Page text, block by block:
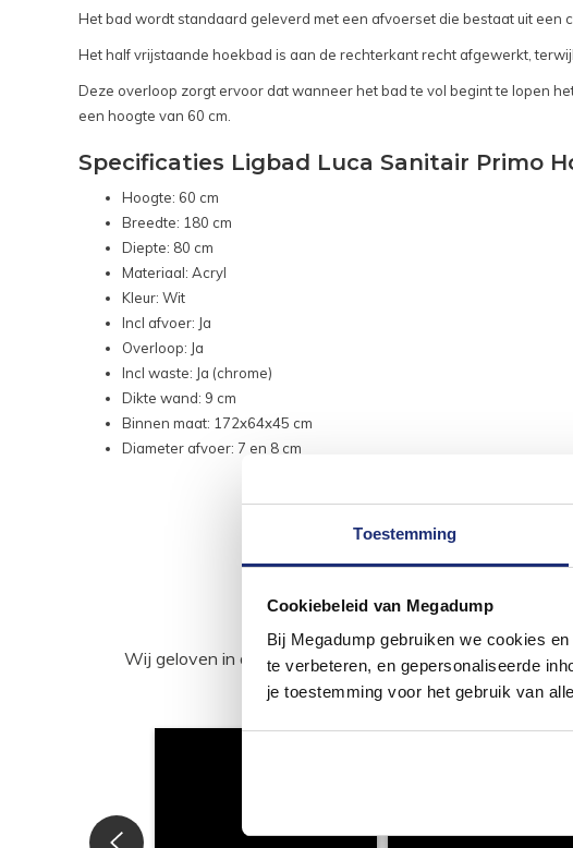
Toestemming
Cookiebeleid van Megadump
Bij Megadump gebruiken we cookies
te verbeteren, en gepersonaliseerde
je toestemming voor het gebruik van
Het bad wordt standaard geleverd met een afvoerset die bestaat uit een
Het half vrijstaande hoekbad is aan de rechterkant recht afgewerkt,
Deze overloop zorgt ervoor dat wanneer het bad te vol begint te lopen
een hoogte van 60 cm.
Specificaties Ligbad Luca Sanitair Primo
Hoogte: 60 cm
Breedte: 180 cm
Diepte: 80 cm
Materiaal: Acryl
Kleur: Wit
Incl afvoer: Ja
Overloop: Ja
Incl waste: Ja (chrome)
Dikte wand: 9 cm
Binnen maat: 172x64x45 cm
Diameter afvoer: 7 en 8 cm
Wij geloven in de kracht van delen. Deel jouw badkamer